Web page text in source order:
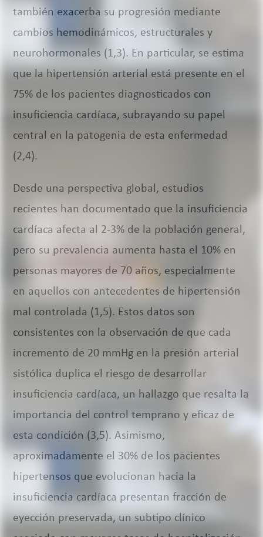
también exacerba su progresión mediante
cambios hemodinámicos, estructurales y
neurohormonales (1,3). En particular, se estima
que la hipertensión arterial está presente en el
75% de los pacientes diagnosticados con
insuficiencia cardíaca, subrayando su papel
central en la patogenia de esta enfermedad
(2,4).
Desde una perspectiva global, estudios
recientes han documentado que la insuficiencia
cardíaca afecta al 2-3% de la población general,
pero su prevalencia aumenta hasta el 10% en
personas mayores de 70 años, especialmente
en aquellos con antecedentes de hipertensión
mal controlada (1,5). Estos datos son
consistentes con la observación de que cada
incremento de 20 mmHg en la presión arterial
sistólica duplica el riesgo de desarrollar
insuficiencia cardíaca, un hallazgo que resalta la
importancia del control temprano y eficaz de
esta condición (3,5). Asimismo,
aproximadamente el 30% de los pacientes
hipertensos que evolucionan hacia la
insuficiencia cardíaca presentan fracción de
eyección preservada, un subtipo clínico